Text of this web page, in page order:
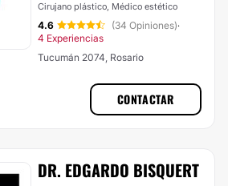
Cirujano plástico, Médico estético
4.6 (34 Opiniones)·
4 Experiencias
Tucumán 2074, Rosario
CONTACTAR
DR. EDGARDO BISQUERT